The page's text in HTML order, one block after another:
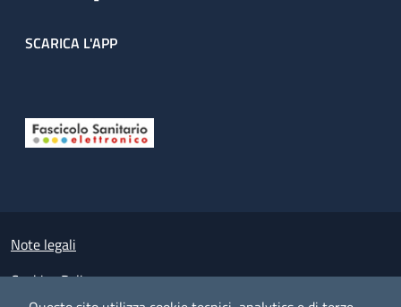
SCARICA L'APP
Small prints
Note legali
Cookies Policy